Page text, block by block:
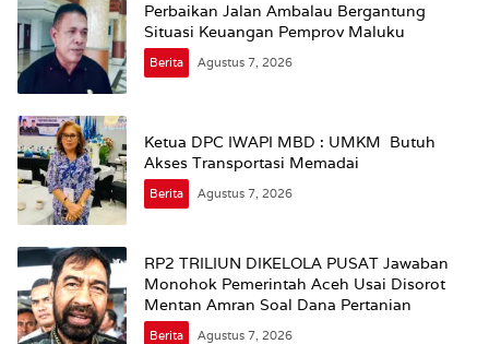
Perbaikan Jalan Ambalau Bergantung
Situasi Keuangan Pemprov Maluku
Berita Agustus 7, 2026
Ketua DPC IWAPI MBD : UMKM Butuh
Akses Transportasi Memadai
Berita Agustus 7, 2026
RP2 TRILIUN DIKELOLA PUSAT Jawaban
Monohok Pemerintah Aceh Usai Disorot
Mentan Amran Soal Dana Pertanian
Berita Agustus 7, 2026